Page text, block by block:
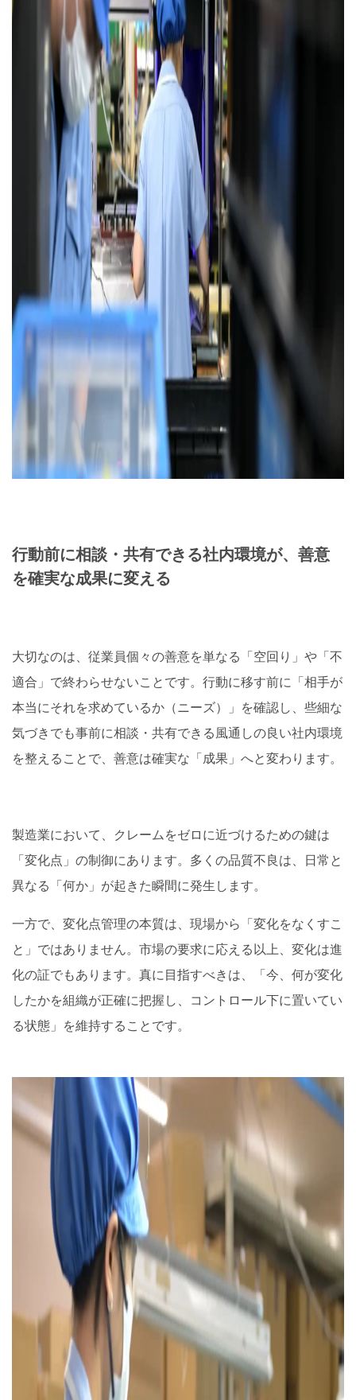
行動前に相談・共有できる社内環境が、善意
を確実な成果に変える
大切なのは、従業員個々の善意を単なる「空回り」や「不
適合」で終わらせないことです。行動に移す前に「相手が
本当にそれを求めているか（ニーズ）」を確認し、些細な
気づきでも事前に相談・共有できる風通しの良い社内環境
を整えることで、善意は確実な「成果」へと変わります。
製造業において、クレームをゼロに近づけるための鍵は
「変化点」の制御にあります。多くの品質不良は、日常と
異なる「何か」が起きた瞬間に発生します。
一方で、変化点管理の本質は、現場から「変化をなくすこ
と」ではありません。市場の要求に応える以上、変化は進
化の証でもあります。真に目指すべきは、「今、何が変化
したかを組織が正確に把握し、コントロール下に置いてい
る状態」を維持することです。